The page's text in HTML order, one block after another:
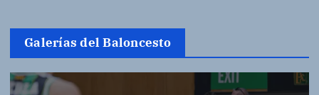
s
Galerías del Baloncesto